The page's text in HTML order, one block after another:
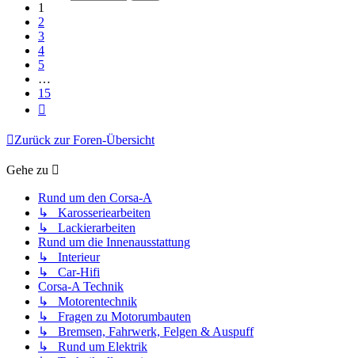
1
2
3
4
5
…
15
Zurück zur Foren-Übersicht
Gehe zu
Rund um den Corsa-A
↳ Karosseriearbeiten
↳ Lackierarbeiten
Rund um die Innenausstattung
↳ Interieur
↳ Car-Hifi
Corsa-A Technik
↳ Motorentechnik
↳ Fragen zu Motorumbauten
↳ Bremsen, Fahrwerk, Felgen & Auspuff
↳ Rund um Elektrik